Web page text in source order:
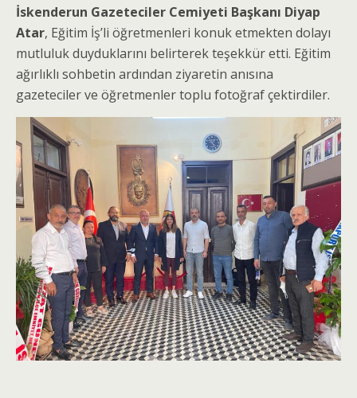
İskenderun Gazeteciler Cemiyeti Başkanı Diyap
Atar, Eğitim İş’li öğretmenleri konuk etmekten dolayı
mutluluk duyduklarını belirterek teşekkür etti. Eğitim
ağırlıklı sohbetin ardından ziyaretin anısına
gazeteciler ve öğretmenler toplu fotoğraf çektirdiler.